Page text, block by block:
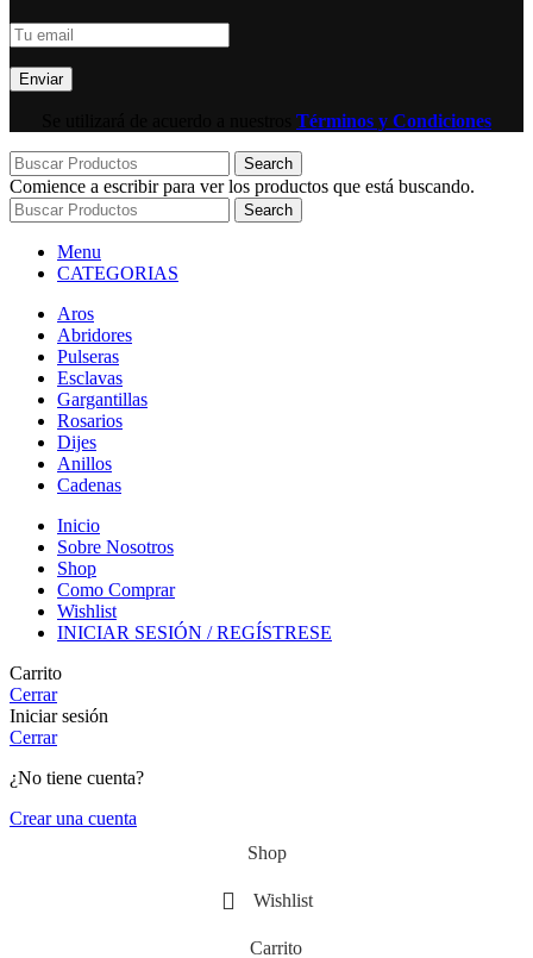
Términos y Condiciones
Search
Comience a escribir para ver los productos que está buscando.
Search
Menu
CATEGORIAS
Aros
Abridores
Pulseras
Esclavas
Gargantillas
Rosarios
Dijes
Anillos
Cadenas
Inicio
Sobre Nosotros
Shop
Como Comprar
Wishlist
INICIAR SESIÓN / REGÍSTRESE
Carrito
Cerrar
Iniciar sesión
Cerrar
¿No tiene cuenta?
Crear una cuenta
Shop
Wishlist
Carrito